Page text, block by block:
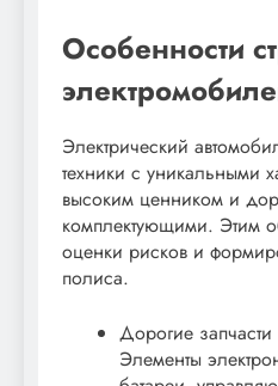
Особенности
Электрический
техники с уникальными
высоким ценником и
комплектующими. Этим
оценки рисков и
полиса.
Дорогие
Элементы